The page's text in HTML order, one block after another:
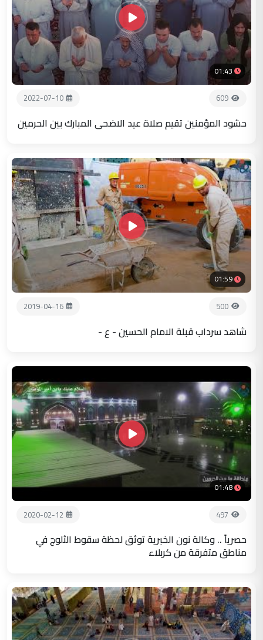
01:43
609
2022-07-10
حشود المؤمنين تقيم صلاة عيد الاضحى المبارك بين الحرمين
01:59
500
2019-04-16
شاهد سرداب قبلة الامام الحسين - ع -
01:48
497
2020-02-12
حصرياً .. وكالة نون الخبرية توثق لحظة سقوط الثلوج في
مناطق متفرقة من كربلاء